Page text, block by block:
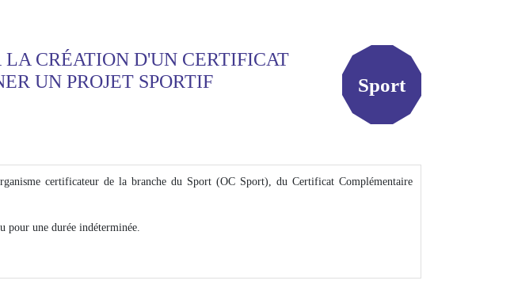
CRÉATION D'UN CERTIFICAT
UN PROJET SPORTIF
Sport
certificateur de la branche du Sport (OC Sport), du Certificat Complémentaire
pour une durée indéterminée.